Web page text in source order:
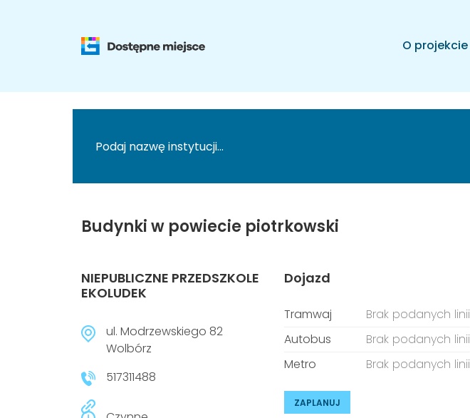
O projekcie
Budynki w powiecie piotrkowski
NIEPUBLICZNE PRZEDSZKOLE
EKOLUDEK
ul. Modrzewskiego 82
Wolbórz
517311488
Dojazd
Tramwaj
Brak podanych linii
Autobus
Brak podanych linii
Metro
Brak podanych linii
ZAPLANUJ